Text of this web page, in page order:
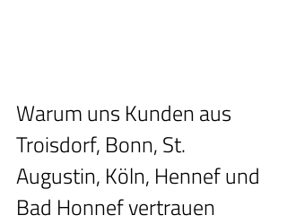
Warum uns Kunden aus
Troisdorf, Bonn, St.
Augustin, Köln, Hennef und
Bad Honnef vertrauen